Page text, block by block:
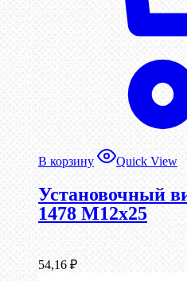
В корзину Quick View
Установочный
1478 М12х25
54,16 ₽